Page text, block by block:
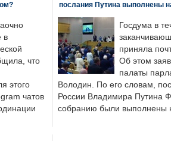
в
что
этого
чатов
послания Путина выполнены
Госдума в
приняла
Об этом
палаты
Володин. По его словам,
России Владимира Путина
собранию были выполнены